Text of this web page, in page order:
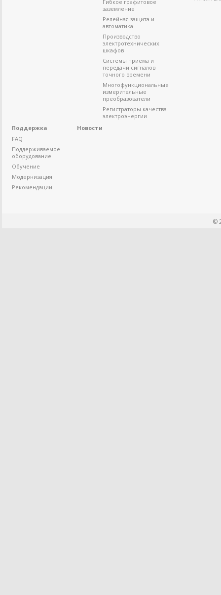
Гибкое графитовое
заземление
Релейная защита и
автоматика
Производство
электротехнических
шкафов
Системы приема и
передачи сигналов
точного времени
Многофункциональные
измерительные
преобразователи
Регистраторы качества
электроэнергии
Поддержка
FAQ
Поддерживаемое
оборудование
Обучение
Модернизация
Рекомендации
Новости
©